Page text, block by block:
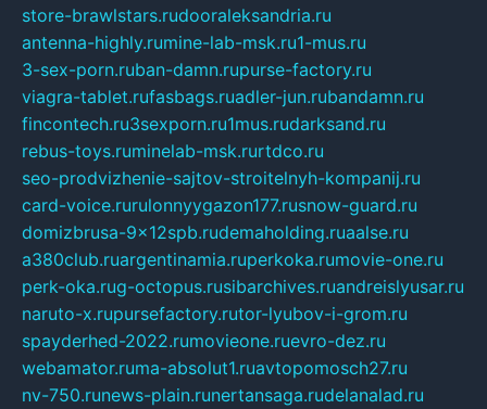
store-brawlstars.rudooraleksandria.ru
antenna-highly.rumine-lab-msk.ru1-mus.ru
3-sex-porn.ruban-damn.rupurse-factory.ru
viagra-tablet.rufasbags.ruadler-jun.rubandamn.ru
fincontech.ru3sexporn.ru1mus.rudarksand.ru
rebus-toys.ruminelab-msk.rurtdco.ru
seo-prodvizhenie-sajtov-stroitelnyh-kompanij.ru
card-voice.rurulonnyygazon177.rusnow-guard.ru
domizbrusa-9x12spb.rudemaholding.ruaalse.ru
a380club.ruargentinamia.ruperkoka.rumovie-one.ru
perk-oka.rug-octopus.rusibarchives.ruandreislyusar.ru
naruto-x.rupursefactory.rutor-lyubov-i-grom.ru
spayderhed-2022.rumovieone.ruevro-dez.ru
webamator.ruma-absolut1.ruavtopomosch27.ru
nv-750.runews-plain.runertansaga.rudelanalad.ru